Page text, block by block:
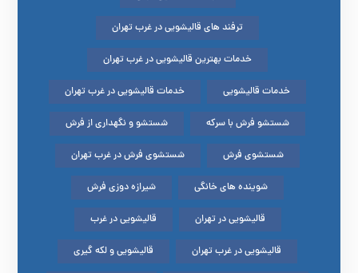
ترفند های قالیشویی در غرب تهران
خدمات بهترین قالیشویی در غرب تهران
خدمات قالیشویی خدمات قالیشویی در غرب تهران
شستشو فرش با سرکه شستشو و نگهداری از فرش
شستشوی فرش شستشوی فرش در غرب تهران
شوینده های خانگی شیرازه دوزی فرش
قالیشویی در تهران قالیشویی در غرب
قالیشویی در غرب تهران قالیشویی و لکه گیری